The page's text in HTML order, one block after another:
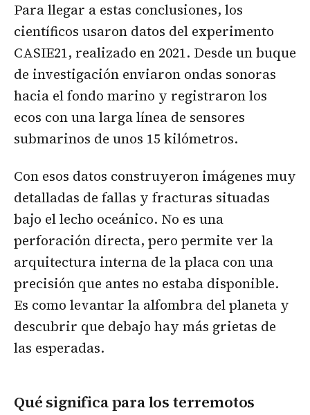
Para llegar a estas conclusiones, los
científicos usaron datos del experimento
CASIE21, realizado en 2021. Desde un buque
de investigación enviaron ondas sonoras
hacia el fondo marino y registraron los
ecos con una larga línea de sensores
submarinos de unos 15 kilómetros.
Con esos datos construyeron imágenes muy
detalladas de fallas y fracturas situadas
bajo el lecho oceánico. No es una
perforación directa, pero permite ver la
arquitectura interna de la placa con una
precisión que antes no estaba disponible.
Es como levantar la alfombra del planeta y
descubrir que debajo hay más grietas de
las esperadas.
Qué significa para los terremotos